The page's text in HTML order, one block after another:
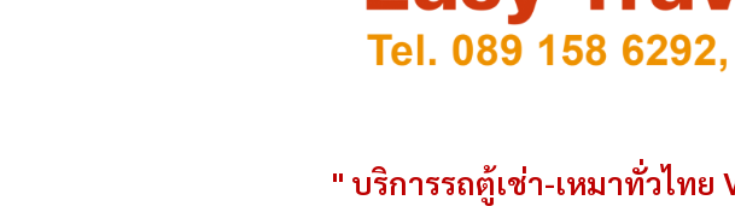
" บริการรถตู้เช่า-เหมาทั่วไทย